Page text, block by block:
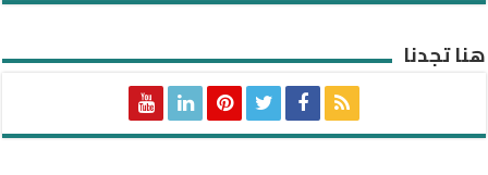
هنا تجدنا